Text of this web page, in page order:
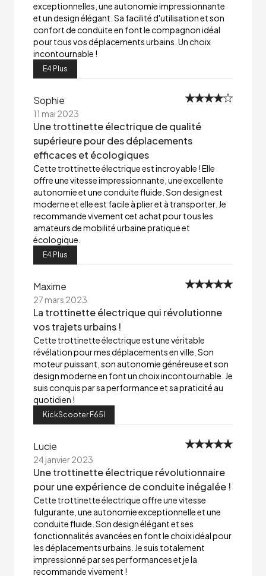
exceptionnelles, une autonomie impressionnante
et un design élégant. Sa facilité d'utilisation et son
confort de conduite en font le compagnon idéal
pour tous vos déplacements urbains. Un choix
incontournable !
E4 Plus
Sophie
11 mai 2023
Une trottinette électrique de qualité
supérieure pour des déplacements
efficaces et écologiques
Cette trottinette électrique est incroyable ! Elle
offre une vitesse impressionnante, une excellente
autonomie et une conduite fluide. Son design est
moderne et elle est facile à plier et à transporter. Je
recommande vivement cet achat pour tous les
amateurs de mobilité urbaine pratique et
écologique.
E4 Plus
Maxime
27 mars 2023
La trottinette électrique qui révolutionne
vos trajets urbains !
Cette trottinette électrique est une véritable
révélation pour mes déplacements en ville. Son
moteur puissant, son autonomie généreuse et son
design moderne en font un choix incontournable. Je
suis conquis par sa performance et sa praticité au
quotidien !
KickScooter F65I
Lucie
24 janvier 2023
Une trottinette électrique révolutionnaire
pour une expérience de conduite inégalée !
Cette trottinette électrique offre une vitesse
fulgurante, une autonomie exceptionnelle et une
conduite fluide. Son design élégant et ses
fonctionnalités avancées en font le choix idéal pour
les déplacements urbains. Je suis totalement
impressionné par ses performances et je la
recommande vivement !